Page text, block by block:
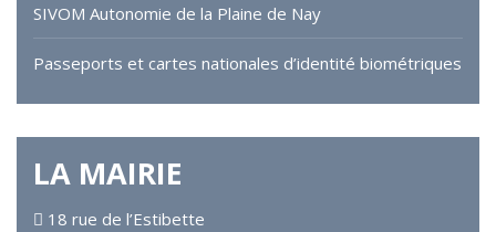
SIVOM Autonomie de la Plaine de Nay
Passeports et cartes nationales d’identité biométriques
LA MAIRIE
18 rue de l’Estibette